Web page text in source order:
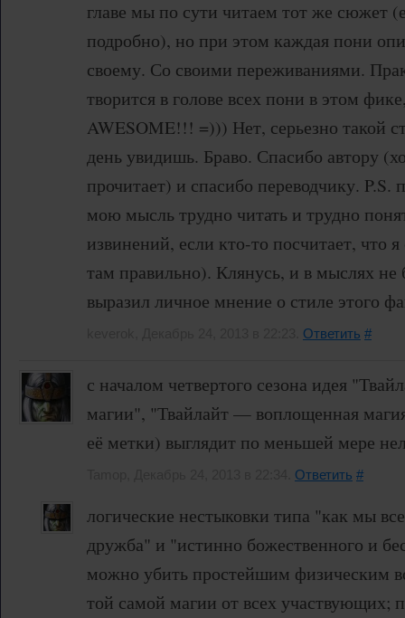
главе мы по сути читаем тот же сюжет
подробно), но при этом каждая пони
своему. Со своими переживаниями.
творится в голове всех пони в этом
AWESOME!!! =))) Нет, серьезно такой
день увидишь. Браво. Спасибо автору
прочитает) и спасибо переводчику. P.S.
мою мысль трудно читать и трудно
извинений, если кто-то посчитает, что
там правильно). Клянусь, и в мыслях не
выразил личное мнение о стиле этого
Ответить #
с началом четвертого сезона идея
магии", "Твайлайт — воплощенная
её метки) выглядит по меньшей мере
Ответить #
логические нестыковки типа "как мы
дружба" и "истинно божественного и
можно убить простейшим физическим
той самой магии от всех участвующих;